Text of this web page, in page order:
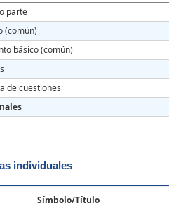
parte
(común)
básico (común)
de cuestiones
individuales
Símbolo/Título